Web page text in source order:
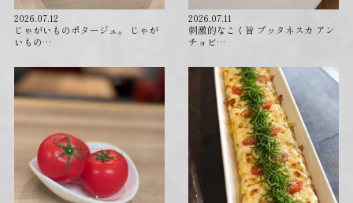
2026.07.12
じゃがいものポタージュ。 じゃが
いもの…
2026.07.11
刺激的なこく旨 プッタネスカ アン
チョビ…